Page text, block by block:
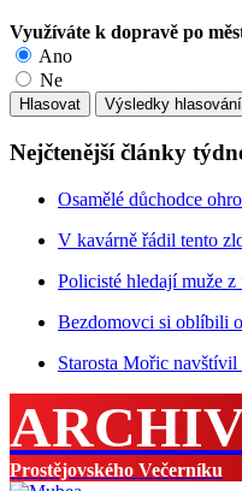
Využíváte k dopravě po
Ano
Ne
Nejčtenější články
Osamělé důchodce
V kavárně řádil tento
Policisté hledají muže
Bezdomovci si oblíbili
Starosta Mořic
Prostějovského Večerníku